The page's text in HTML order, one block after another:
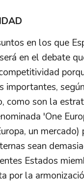
en los que
en el debate
importantes,
como son la
'One
un mercado)
sean
Estados
por la